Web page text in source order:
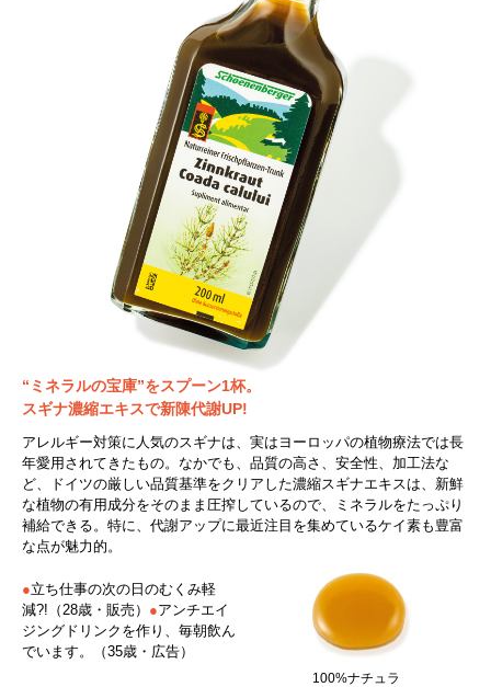
“ミネラルの宝庫”をスプーン1杯。
スギナ濃縮エキスで新陳代謝UP!
アレルギー対策に人気のスギナは、実はヨーロッパの植物療法では長
年愛用されてきたもの。なかでも、品質の高さ、安全性、加工法な
ど、ドイツの厳しい品質基準をクリアした濃縮スギナエキスは、新鮮
な植物の有用成分をそのまま圧搾しているので、ミネラルをたっぷり
補給できる。特に、代謝アップに最近注目を集めているケイ素も豊富
な点が魅力的。
●立ち仕事の次の日のむくみ軽
減?!（28歳・販売） ●アンチエイ
ジングドリンクを作り、毎朝飲ん
でいます。（35歳・広告）
100%ナチュラ